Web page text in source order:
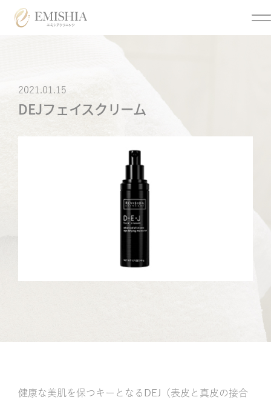
Menu
メニュー
美容医療
医療脱毛
オンライン診療
まつげ美容液
痛風・尿酸値
ED・早漏防止
2021.01.15
DEJフェイスクリーム
健康な美肌を保つキーとなるDEJ（表皮と真皮の接合